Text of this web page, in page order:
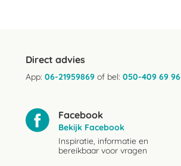
Direct advies
App: 06-21959869 of bel: 050-409 69 96
Facebook
Bekijk Facebook
Inspiratie, informatie en
bereikbaar voor vragen